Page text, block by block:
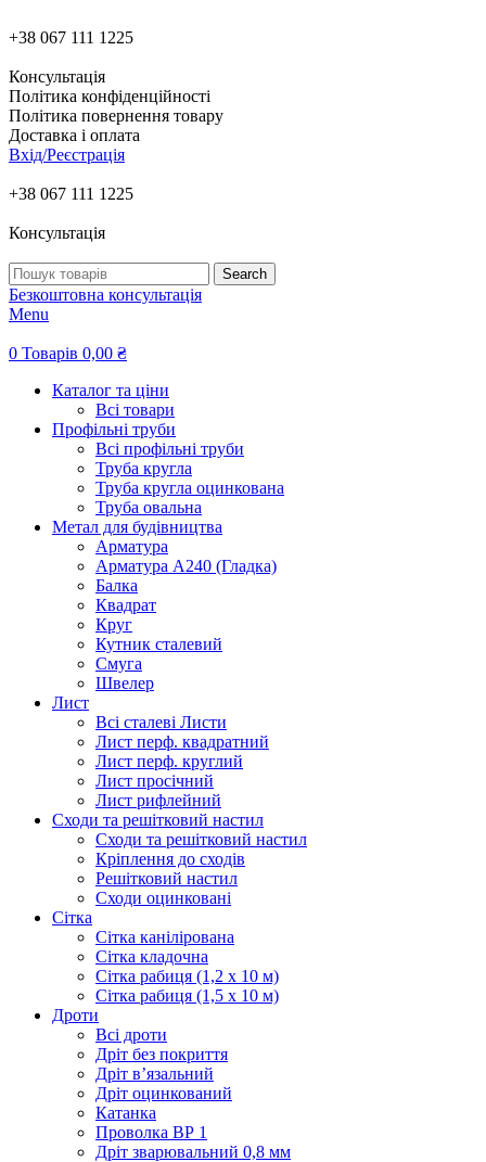
+38 067 111 1225
Консультація
Політика конфіденційності
Політика повернення товару
Доставка і оплата
Вхід/Реєстрація
+38 067 111 1225
Консультація
Search
Безкоштовна консультація
Menu
0 Товарів 0,00 ₴
Каталог та ціни
Всі товари
Профільні труби
Всі профільні труби
Труба кругла
Труба кругла оцинкована
Труба овальна
Метал для будівництва
Арматура
Арматура А240 (Гладка)
Балка
Квадрат
Круг
Кутник сталевий
Смуга
Швелер
Лист
Всі сталеві Листи
Лист перф. квадратний
Лист перф. круглий
Лист просічний
Лист рифлейний
Сходи та решітковий настил
Сходи та решітковий настил
Кріплення до сходів
Решітковий настил
Сходи оцинковані
Сітка
Сітка канілірована
Сітка кладочна
Сітка рабиця (1,2 x 10 м)
Сітка рабиця (1,5 x 10 м)
Дроти
Всі дроти
Дріт без покриття
Дріт в’язальний
Дріт оцинкований
Катанка
Проволка ВР 1
Дріт зварювальний 0,8 мм